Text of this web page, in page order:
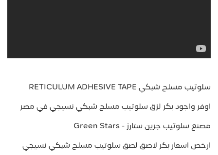
سلوتيب مسلح شبكي RETICULUM ADHESIVE TAPE
اوفر واجود بكر لزق سلوتيب مسلح شبكي نسيجي في مصر
مصنع سلوتيب جرين ستارز - Green Stars
ارخص اسعار بكر لاصق لصق سلوتيب مسلح شبكي نسيجي